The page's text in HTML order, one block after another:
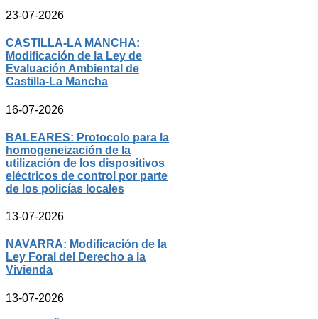
23-07-2026
CASTILLA-LA MANCHA:
Modificación de la Ley de
Evaluación Ambiental de
Castilla-La Mancha
16-07-2026
BALEARES: Protocolo para la
homogeneización de la
utilización de los dispositivos
eléctricos de control por parte
de los policías locales
13-07-2026
NAVARRA: Modificación de la
Ley Foral del Derecho a la
Vivienda
13-07-2026